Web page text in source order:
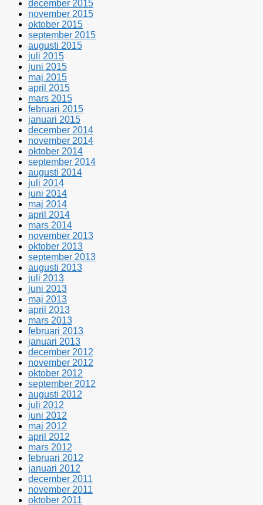
december 2015
november 2015
oktober 2015
september 2015
augusti 2015
juli 2015
juni 2015
maj 2015
april 2015
mars 2015
februari 2015
januari 2015
december 2014
november 2014
oktober 2014
september 2014
augusti 2014
juli 2014
juni 2014
maj 2014
april 2014
mars 2014
november 2013
oktober 2013
september 2013
augusti 2013
juli 2013
juni 2013
maj 2013
april 2013
mars 2013
februari 2013
januari 2013
december 2012
november 2012
oktober 2012
september 2012
augusti 2012
juli 2012
juni 2012
maj 2012
april 2012
mars 2012
februari 2012
januari 2012
december 2011
november 2011
oktober 2011